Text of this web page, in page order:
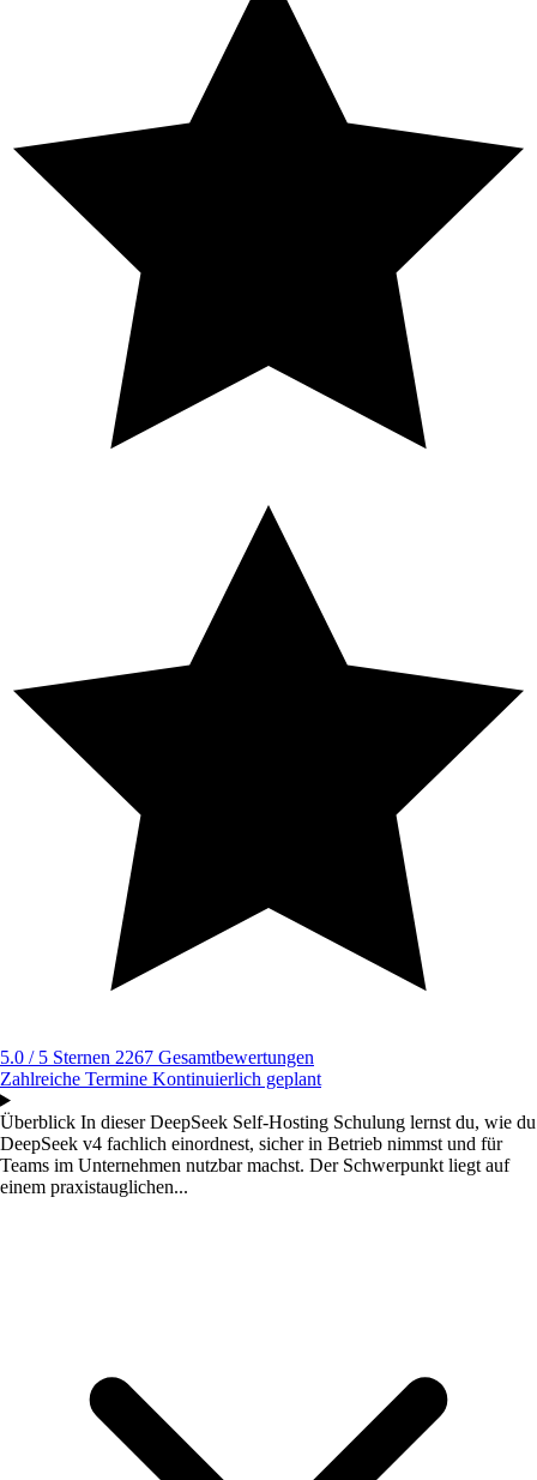
5.0 / 5 Sternen 2267 Gesamtbewertungen
Zahlreiche Termine Kontinuierlich geplant
Überblick In dieser DeepSeek Self-Hosting Schulung lernst du, wie du
DeepSeek v4 fachlich einordnest, sicher in Betrieb nimmst und für
Teams im Unternehmen nutzbar machst. Der Schwerpunkt liegt auf
einem praxistauglichen...